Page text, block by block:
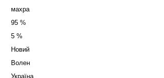
махра
95 %
5 %
Новий
Волен
Україна